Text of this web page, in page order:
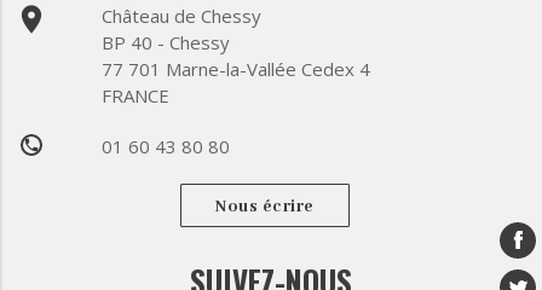
place
Château de Chessy
BP 40 - Chessy
77 701 Marne-la-Vallée Cedex 4
FRANCE
phone 01 60 43 80 80
Nous écrire